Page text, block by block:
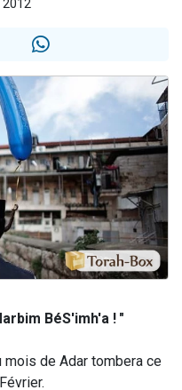
pour étudier en groupe sur Zoom
pour 5 enfants déjà orphelins risquent de perdre leur maman
2012
BéS'imh'a ! "
mois de Adar tombera ce